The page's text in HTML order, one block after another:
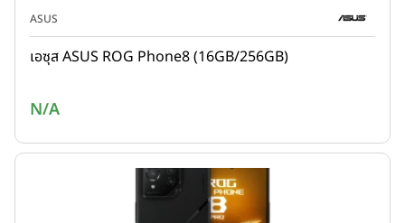
ASUS
เอซุส ASUS ROG Phone8 (16GB/256GB)
N/A